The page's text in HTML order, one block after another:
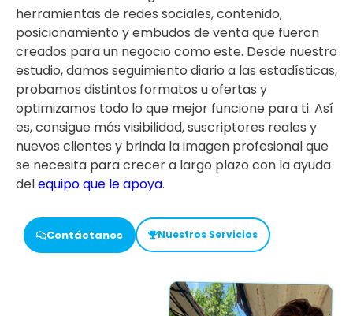
herramientas de redes sociales, contenido,
posicionamiento y embudos de venta que fueron
creados para un negocio como este. Desde nuestro
estudio, damos seguimiento diario a las estadísticas,
probamos distintos formatos u ofertas y
optimizamos todo lo que mejor funcione para ti. Así
es, consigue más visibilidad, suscriptores reales y
nuevos clientes y brinda la imagen profesional que
se necesita para crecer a largo plazo con la ayuda
delequipo que le apoya.
Contáctanos Nuestros Servicios